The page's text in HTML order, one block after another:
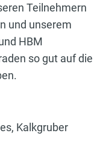
Teilnehmern
und unserem
HBM
so gut auf die
Kalkgruber